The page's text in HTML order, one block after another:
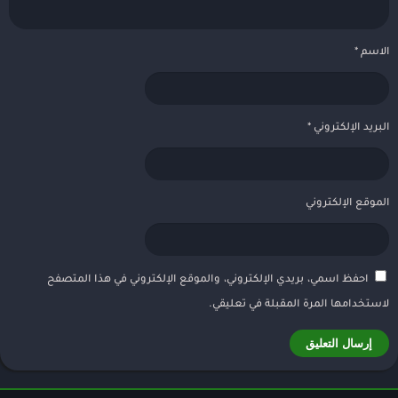
الاسم *
البريد الإلكتروني *
الموقع الإلكتروني
احفظ اسمي، بريدي الإلكتروني، والموقع الإلكتروني في هذا المتصفح
لاستخدامها المرة المقبلة في تعليقي.